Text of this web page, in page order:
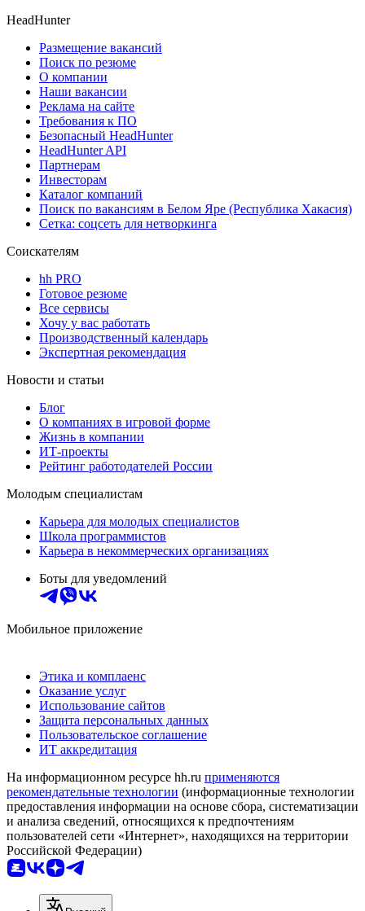
HeadHunter
Размещение вакансий
Поиск по резюме
О компании
Наши вакансии
Реклама на сайте
Требования к ПО
Безопасный HeadHunter
HeadHunter API
Партнерам
Инвесторам
Каталог компаний
Поиск по вакансиям в Белом Яре (Республика Хакасия)
Сетка: соцсеть для нетворкинга
Соискателям
hh PRO
Готовое резюме
Все сервисы
Хочу у вас работать
Производственный календарь
Экспертная рекомендация
Новости и статьи
Блог
О компаниях в игровой форме
Жизнь в компании
ИТ-проекты
Рейтинг работодателей России
Молодым специалистам
Карьера для молодых специалистов
Школа программистов
Карьера в некоммерческих организациях
Боты для уведомлений
Мобильное приложение
Этика и комплаенс
Оказание услуг
Использование сайтов
Защита персональных данных
Пользовательское соглашение
ИТ аккредитация
На информационном ресурсе hh.ru применяются
рекомендательные технологии (информационные технологии
предоставления информации на основе сбора, систематизации
и анализа сведений, относящихся к предпочтениям
пользователей сети «Интернет», находящихся на территории
Российской Федерации)